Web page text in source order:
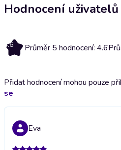
Hodnocení uživatelů
4.6 Průměr 5 hodnocení: 4.6
Přidat hodnocení mohou pouze
se
Eva